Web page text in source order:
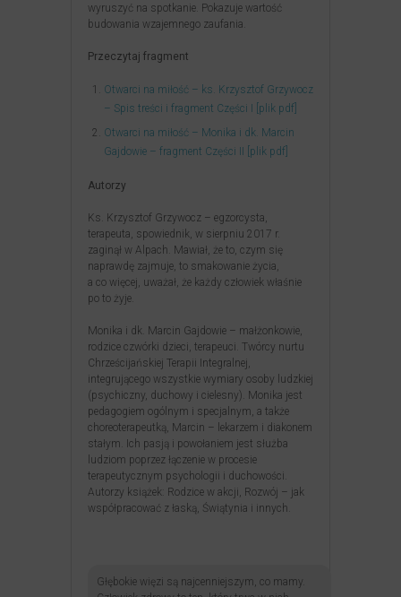
wyruszyć na spotkanie. Pokazuje wartość
budowania wzajemnego zaufania.
Przeczytaj fragment
Otwarci na miłość – ks. Krzysztof Grzywocz
– Spis treści i fragment Części I [plik pdf]
Otwarci na miłość – Monika i dk. Marcin
Gajdowie – fragment Części II [plik pdf]
Autorzy
Ks. Krzysztof Grzywocz – egzorcysta,
terapeuta, spowiednik, w sierpniu 2017 r.
zaginął w Alpach. Mawiał, że to, czym się
naprawdę zajmuje, to smakowanie życia,
a co więcej, uważał, że każdy człowiek właśnie
po to żyje.
Monika i dk. Marcin Gajdowie – małżonkowie,
rodzice czwórki dzieci, terapeuci. Twórcy nurtu
Chrześcijańskiej Terapii Integralnej,
integrującego wszystkie wymiary osoby ludzkiej
(psychiczny, duchowy i cielesny). Monika jest
pedagogiem ogólnym i specjalnym, a także
choreoterapeutką, Marcin – lekarzem i diakonem
stałym. Ich pasją i powołaniem jest służba
ludziom poprzez łączenie w procesie
terapeutycznym psychologii i duchowości.
Autorzy książek: Rodzice w akcji, Rozwój – jak
współpracować z łaską, Świątynia i innych.
Głębokie więzi są najcenniejszym, co mamy.